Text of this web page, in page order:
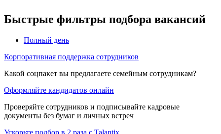
Быстрые фильтры подбора вакансий
Полный день
Корпоративная поддержка сотрудников
Какой соцпакет вы предлагаете семейным сотрудникам?
Оформляйте кандидатов онлайн
Проверяйте сотрудников и подписывайте кадровые
документы без бумаг и личных встреч
Ускорьте подбор в 2 раза с Talantix